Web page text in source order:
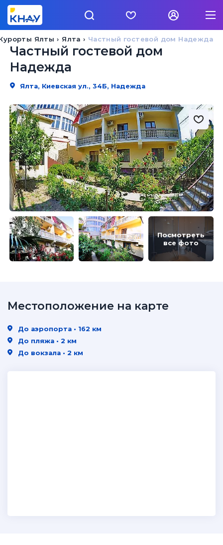
Частный гостевой дом Надежда
Ялта
Ялты
Частный гостевой дом
Надежда
Ялта, Киевская ул., 34Б, Надежда
Посмотреть
все фото
Местоположение на карте
До аэропорта • 162 км
До пляжа • 2 км
До вокзала • 2 км